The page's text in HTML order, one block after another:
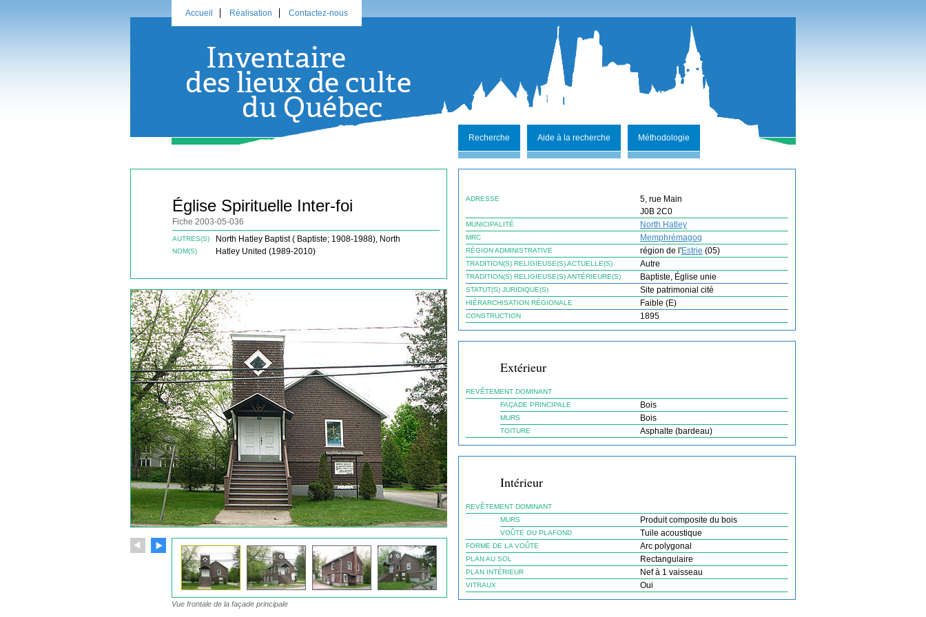
Accueil Réalisation Contactez-nous
Recherche Aide à la recherche Méthodologie
Église Spirituelle Inter-foi
Fiche 2003-05-036
AUTRES(S)
NOM(S)
North Hatley Baptist ( Baptiste; 1908-1988), North
Hatley United (1989-2010)
Vue frontale de la façade principale
ADRESSE
5, rue Main
J0B 2C0
MUNICIPALITÉ North Hatley
MRC Memphrémagog
RÉGION ADMINISTRATIVE région de l'Estrie (05)
TRADITION(S) RELIGIEUSE(S) ACTUELLE(S) Autre
TRADITION(S) RELIGIEUSE(S) ANTÉRIEURE(S) Baptiste, Église unie
STATUT(S) JURIDIQUE(S) Site patrimonial cité
HIÉRARCHISATION RÉGIONALE Faible (E)
CONSTRUCTION 1895
Extérieur
REVÊTEMENT DOMINANT
FAÇADE PRINCIPALE
Bois
MURS Bois
TOITURE Asphalte (bardeau)
Intérieur
REVÊTEMENT DOMINANT
MURS
Produit composite du bois
VOÛTE OU PLAFOND Tuile acoustique
FORME DE LA VOÛTE Arc polygonal
PLAN AU SOL Rectangulaire
PLAN INTÉRIEUR Nef à 1 vaisseau
VITRAUX Oui